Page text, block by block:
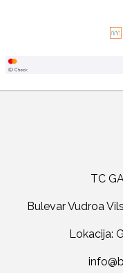
TC
Bulevar Vudroa
Lokacija: